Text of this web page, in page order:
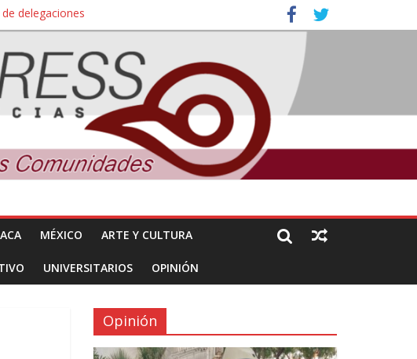
delegaciones
denuncian daños de Pemex
MÉXICO ARTE Y CULTURA
UNIVERSITARIOS OPINIÓN
Opinión